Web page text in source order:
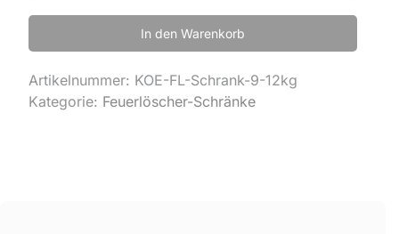
In den Warenkorb
Artikelnummer: KOE-FL-Schrank-9-12kg
Kategorie: Feuerlöscher-Schränke